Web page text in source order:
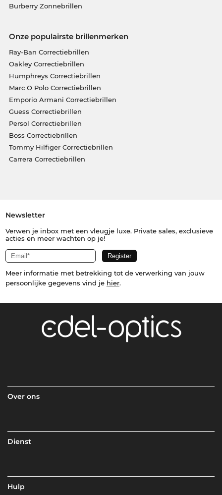
Burberry Zonnebrillen
Onze populairste brillenmerken
Ray-Ban Correctiebrillen
Oakley Correctiebrillen
Humphreys Correctiebrillen
Marc O Polo Correctiebrillen
Emporio Armani Correctiebrillen
Guess Correctiebrillen
Persol Correctiebrillen
Boss Correctiebrillen
Tommy Hilfiger Correctiebrillen
Carrera Correctiebrillen
Newsletter
Verwen je inbox met een vleugje luxe. Private sales, exclusieve
acties en meer wachten op je!
Meer informatie met betrekking tot de verwerking van jouw
persoonlijke gegevens vind je hier.
Over ons
Dienst
Hulp